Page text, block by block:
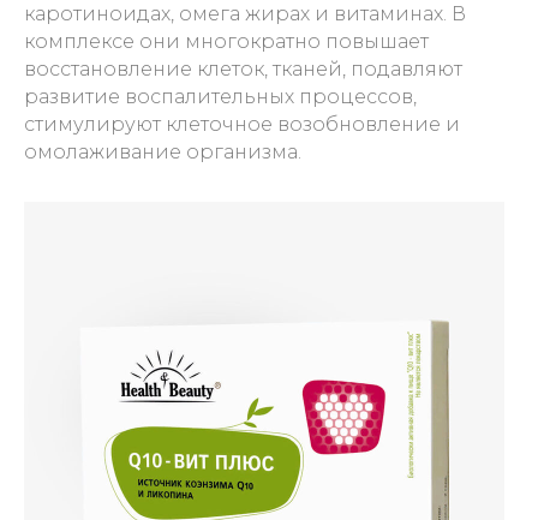
каротиноидах, омега жирах и витаминах. В
комплексе они многократно повышает
восстановление клеток, тканей, подавляют
развитие воспалительных процессов,
стимулируют клеточное возобновление и
омолаживание организма.